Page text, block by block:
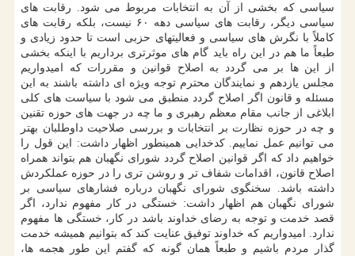
سیاسی که بخشی از آن به انتخابات مربوط می شود. رقابت های
سیاسی دیگر، رقابت های سیاسی دهه ۶۰ نیست، بلکه رقابت های
کاملاً با نگرش های سیاسی و فعالیتهای حزبی است تا حدود زیادی و
طبعاً ما هم در این راه باید گام های موثرتری برداریم با اینکه بخشی
از این ها بر می گردد به اصلاح قوانین و مقررات که امیدواریم
مجلس یازدهم و نمایندگان محترم توجه ویژه ای داشته باشند به این
مسئله و قانون اگر اصلاح گردد منطبق می شود با سیاست های کلی
ابلاغی از جانب مقام معظم رهبری و ما چه در جهت های حوزه تقنین
و چه در حوزه نظارت بر انتخابات و بررسی صلاحیت داوطلبان بهتر
می توانیم عمل نماییم. کدخدایی همینطور اظهار داشت: این قول را
خواهیم داد که اگر قوانین اصلاح گردد شورای نگهبان هم بتواند همراه
اصلاح قانون، اقدامات شفاف تر و روشن تری را در حوزه عملکردش
داشته باشد. سخنگوی شورای نگهبان درباره فشارهای سیاسی بر
شورای نگهبان هم اظهار داشت: خستگی در کار مفهوم ندارد، اگر
قصد خدمت و توجه به رضای خداوند باشد در کار، خستگی ها مفهوم
ندارد. امیدواریم که خداوند توفیق عنایت کند که بتوانیم همیشه خدمت
گذار مردم باشیم و طبعاً همان گونه که گفتم این طور هجمه ها،